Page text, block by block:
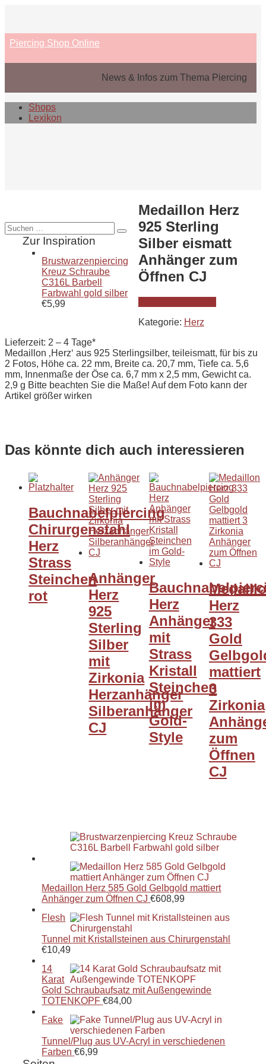
Piercing Shop Online
News & Infos zum Thema Piercing
Shops
Lexikon
Medaillon Herz
925 Sterling
Silber eismatt
Anhänger zum
Öffnen CJ
Kategorie: Herz
Lieferzeit: 2 – 4 Tage*
Medaillon ‚Herz‘ aus 925 Sterlingsilber, teileismatt, für bis zu
2 Fotos, Höhe ca. 22 mm, Breite ca. 20,7 mm, Tiefe ca. 5,6
mm, Innenmaße der Öse ca. 6,7 mm x 2,5 mm, Gewicht ca.
2,9 g Bitte beachten Sie die Maße! Auf dem Foto kann der
Artikel größer wirken
Das könnte dich auch interessieren
Bauchnabelpiercing
Chirurgenstahl
Herz
Strass
Steinchen
rot
Anhänger
Herz
925
Sterling
Silber
mit
Zirkonia
Herzanhänger
Silberanhänger
CJ
Herz
Anhänger
mit
Strass
Kristall
Steinchen
im
Gold-
Style
Herz
333
Gold
mattiert
3
Zirkonia
zum
Öffnen
CJ
Suche
nach:Zur Inspiration
Brustwarzenpiercing
Kreuz Schraube
C316L Barbell
Farbwahl gold silber
€5,99
Medaillon Herz 585 Gold Gelbgold mattiert
Anhänger zum Öffnen CJ €608,99
Flesh
Tunnel mit Kristallsteinen aus Chirurgenstahl
€10,49
14
Karat
Gold Schraubaufsatz mit Außengewinde
TOTENKOPF €84,00
Fake
Tunnel/Plug aus UV-Acryl in verschiedenen
Farben €6,99